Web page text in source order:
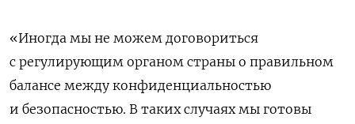
«Иногда мы не можем договориться
с регулирующим органом страны о правильном
балансе между конфиденциальностью
и безопасностью. В таких случаях мы готовы